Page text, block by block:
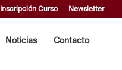
Inscripción Curso Newsletter
Noticias Contacto